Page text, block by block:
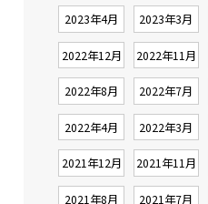
2023年4月 2023年3月
2022年12月 2022年11月
2022年8月 2022年7月
2022年4月 2022年3月
2021年12月 2021年11月
2021年8月 2021年7月